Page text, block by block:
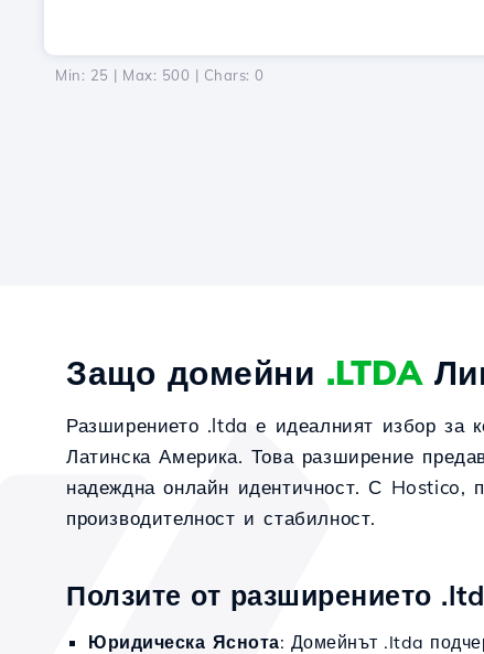
Min: 25 | Max: 500 | Chars: 0
Защо домейни .LTDA
Разширението .ltda е идеалният избор за
Латинска Америка. Това разширение
надеждна онлайн идентичност. С Hostico,
производителност и стабилност.
Ползите от разширението
Юридическа Яснота: Домейнът .ltda